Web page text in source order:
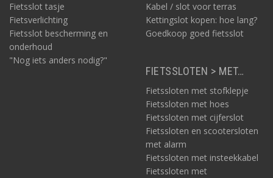
Fietsslot tasje
Fietsverlichting
Fietsslot bescherming en
onderhoud
"Nog iets anders nodig?"
Kabel / slot voor terras
Kettingslot kopen: hoe lang?
Goedkoop goed fietsslot
FIETSSLOTEN > MET…
Fietssloten met stofklepje
Fietssloten met hoes
Fietssloten met cijferslot
Fietssloten en scootersloten
met alarm
Fietssloten met insteekkabel
Fietssloten met